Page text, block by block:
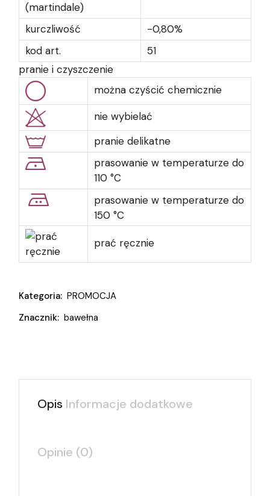
(martindale)
kurczliwość
-0,80%
kod art.
51
pranie i czyszczenie
można czyścić chemicznie
nie wybielać
pranie delikatne
prasowanie w temperaturze do
110 °C
prasowanie w temperaturze do
150 °C
prać ręcznie
Kategoria: PROMOCJA
Znacznik: bawełna
Opis Informacje dodatkowe
Opinie (0)